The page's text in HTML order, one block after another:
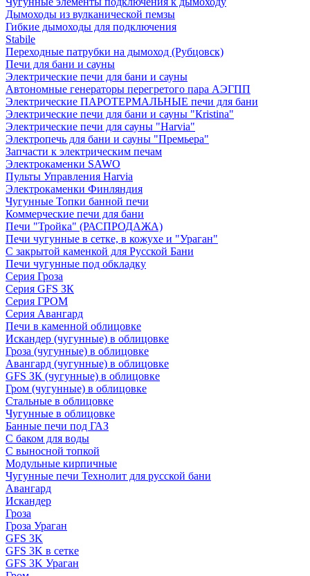
Дымоходы из вулканической пемзы
Гибкие дымоходы для подключения
Stabile
Переходные патрубки на дымоход (Рубцовск)
Печи для бани и сауны
Электрические печи для бани и сауны
Автономные генераторы перегретого пара АЭГПП
Электрические ПАРОТЕРМАЛЬНЫЕ печи для бани
Электрические печи для бани и сауны "Кristina"
Электрические печи для сауны "Harvia"
Электропечь для бани и сауны "Премьера"
Запчасти к электрическим печам
Электрокаменки SAWO
Пульты Управления Harvia
Электрокаменки Финляндия
Чугунные Топки банной печи
Коммерческие печи для бани
Печи "Тройка" (РАСПРОДАЖА)
Печи чугунные в сетке, в кожухе и "Ураган"
С закрытой каменкой для Русской Бани
Печи чугунные под обкладку
Серия Гроза
Серия GFS ЗК
Серия ГРОМ
Серия Авангард
Печи в каменной облицовке
Искандер (чугунные) в облицовке
Гроза (чугунные) в облицовке
Авангард (чугунные) в облицовке
GFS ЗК (чугунные) в облицовке
Гром (чугунные) в облицовке
Стальные в облицовке
Чугунные в облицовке
Банные печи под ГАЗ
С баком для воды
С выносной топкой
Модульные кирпичные
Чугунные печи Технолит для русской бани
Авангард
Искандер
Гроза
Гроза Ураган
GFS 3K
GFS 3K в сетке
GFS 3K Ураган